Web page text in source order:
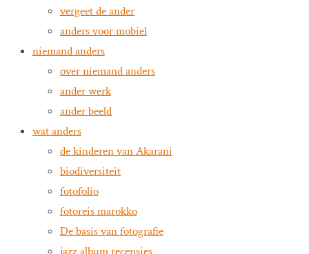
vergeet de ander
anders voor mobiel
niemand anders
over niemand anders
ander werk
ander beeld
wat anders
de kinderen van Akarani
biodiversiteit
fotofolio
fotoreis marokko
De basis van fotografie